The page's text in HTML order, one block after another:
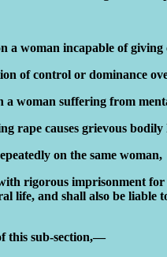
a woman incapable of giving
of control or dominance
a woman suffering from
rape causes grievous
on the same woman,
rigorous imprisonment
life, and shall also be liable
this sub-section,—